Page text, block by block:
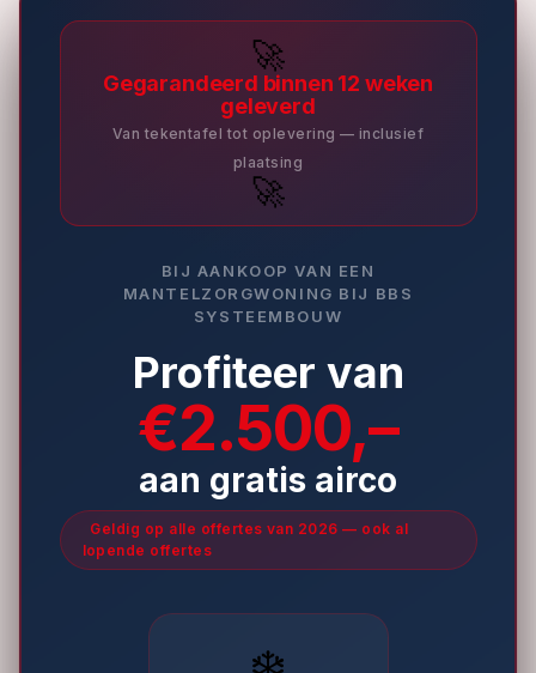
🚀
Gegarandeerd binnen 12 weken
geleverd
Van tekentafel tot oplevering — inclusief
plaatsing
🚀
BIJ AANKOOP VAN EEN
MANTELZORGWONING BIJ BBS
SYSTEEMBOUW
Profiteer van
€2.500,–
aan gratis airco
Geldig op alle offertes van 2026 — ook al
lopende offertes